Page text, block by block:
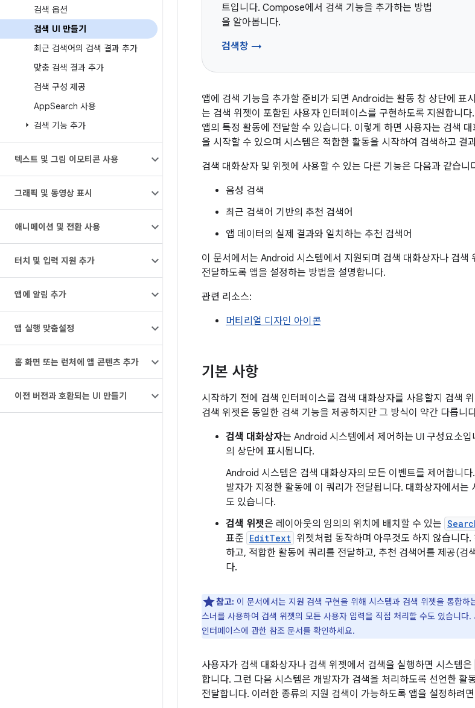
검색 옵션
검색 UI 만들기
최근 검색어의 검색 결과 추가
맞춤 검색 결과 추가
검색 구성 제공
AppSearch 사용
검색 기능 추가
텍스트 및 그림 이모티콘 사용
그래픽 및 동영상 표시
애니메이션 및 전환 사용
터치 및 입력 지원 추가
앱에 알림 추가
앱 실행 맞춤설정
홈 화면 또는 런처에 앱 콘텐츠 추가
이전 버전과 호환되는 UI 만들기
트입니다. Compose에서 검색 기능을 추가하는 방법
을 알아봅니다.
검색창 →
앱에 검색 기능을 추가할 준비가 되면 Android는 활동 창 상단에 표
는 검색 위젯이 포함된 사용자 인터페이스를 구현하도록 지원합니
앱의 특정 활동에 전달할 수 있습니다. 이렇게 하면 사용자는 검색
을 시작할 수 있으며 시스템은 적합한 활동을 시작하여 검색하고 결
검색 대화상자 및 위젯에 사용할 수 있는 다른 기능은 다음과 같습니
음성 검색
최근 검색어 기반의 추천 검색어
앱 데이터의 실제 결과와 일치하는 추천 검색어
이 문서에서는 Android 시스템에서 지원되며 검색 대화상자나 검색
전달하도록 앱을 설정하는 방법을 설명합니다.
관련 리소스:
머티리얼 디자인 아이콘
기본 사항
시작하기 전에 검색 인터페이스를 검색 대화상자를 사용할지 검색
검색 위젯은 동일한 검색 기능을 제공하지만 그 방식이 약간 다릅니
검색 대화상자는 Android 시스템에서 제어하는 UI 구성요소
의 상단에 표시됩니다.
Android 시스템은 검색 대화상자의 모든 이벤트를 제어합니
발자가 지정한 활동에 이 쿼리가 전달됩니다. 대화상자에서
도 있습니다.
검색 위젯은 레이아웃의 임의의 위치에 배치할 수 있는
표준 EditText 위젯처럼 동작하며 아무것도 하지 않습니
하고, 적합한 활동에 쿼리를 전달하고, 추천 검색어를 제공(검
다.
참고: 이 문서에서는 지원 검색 구현을 위해 시스템과 검색 위젯을 통합
스너를 사용하여 검색 위젯의 모든 사용자 입력을 직접 처리할 수도 있습니다.
인터페이스에 관한 참조 문서를 확인하세요.
사용자가 검색 대화상자나 검색 위젯에서 검색을 실행하면 시스템은
합니다. 그런 다음 시스템은 개발자가 검색을 처리하도록 선언한
전달합니다. 이러한 종류의 지원 검색이 가능하도록 앱을 설정하려